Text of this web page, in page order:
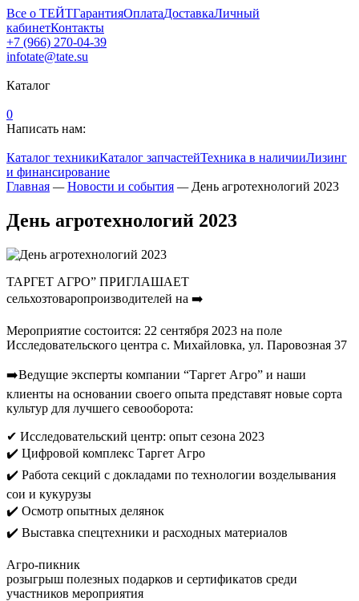
Все о ТЕЙТГарантияОплатаДоставкаЛичный
кабинетКонтакты
+7 (966) 270-04-39
infotate@tate.su
Каталог
0
Написать нам:
Каталог техникиКаталог запчастейТехника в наличииЛизинг
и финансирование
Главная — Новости и события — День агротехнологий 2023
День агротехнологий 2023
ТАРГЕТ АГРО” ПРИГЛАШАЕТ
сельхозтоваропроизводителей на ➡️
Мероприятие состоится: 22 сентября 2023 на поле
Исследовательского центра с. Михайловка, ул. Паровозная 37
➡️Ведущие эксперты компании “Таргет Агро” и наши
клиенты на основании своего опыта представят новые сорта
культур для лучшего севооборота:
✔ Исследовательский центр: опыт сезона 2023
✔️ Цифровой комплекс Таргет Агро
✔️ Работа секций с докладами по технологии возделывания
сои и кукурузы
✔️ Осмотр опытных делянок
✔️ Выставка спецтехники и расходных материалов
Агро-пикник
розыгрыш полезных подарков и сертификатов среди
участников мероприятия